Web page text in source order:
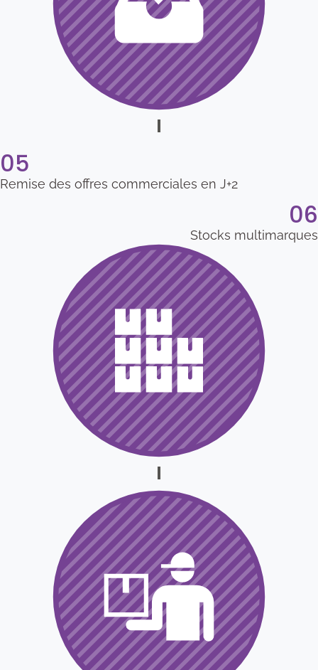
05
Remise des offres commerciales en J+2
06
Stocks multimarques